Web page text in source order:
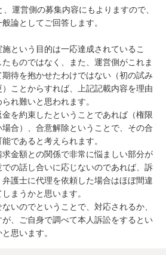
運営側の募集内容にもよりますので、
論としてご回答します。
という目的は一応達成されているこ
ものではなく、また、運営側がこれま
待を抱かせたわけではない（初の試み
ことからすれば、上記記載内容を理由
れ難いと思われます。
を約束したということであれば（権限
合）、合意解除ということで、その合
であると考えられます。
金額との関係で非常に悩ましい部分が
の話し合いに応じないのであれば、訴
護士に代理を依頼した場合はほぼ間違
まうかと思います。
いのでということで、対応されるか、
、ご自身で調べて本人訴訟をするとい
思います。